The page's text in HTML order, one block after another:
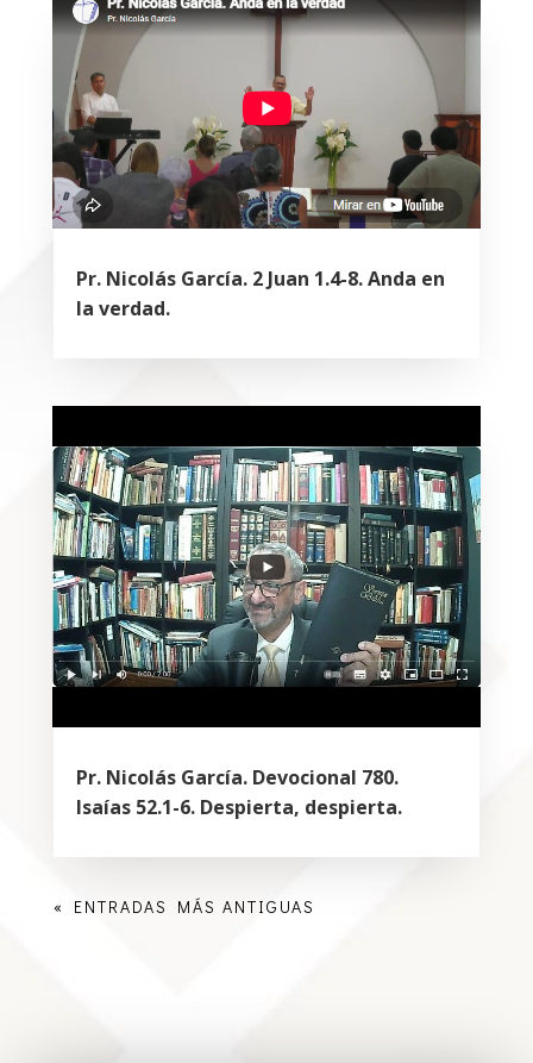
Pr. Nicolás García. 2 Juan 1.4-8. Anda en
la verdad.
Pr. Nicolás García. Devocional 780.
Isaías 52.1-6. Despierta, despierta.
« ENTRADAS MÁS ANTIGUAS